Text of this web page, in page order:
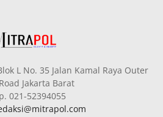
L No. 35 Jalan Kamal Raya Outer
Jakarta Barat
021-52394055